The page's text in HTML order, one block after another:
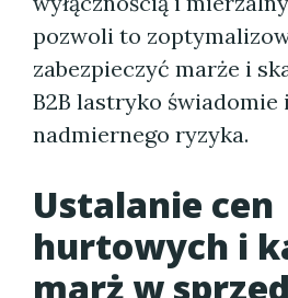
pozwoli to
zabezpieczyć marże i
B2B lastryko świadomie
nadmiernego ryzyka.
Ustalanie cen
hurtowych i
marż w